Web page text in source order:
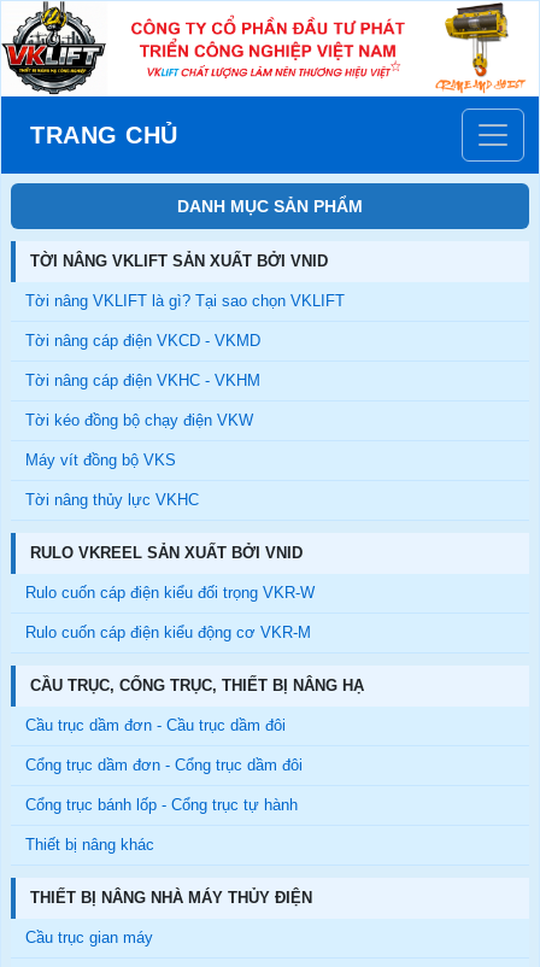
TRANG CHỦ
DANH MỤC SẢN PHẨM
TỜI NÂNG VKLIFT SẢN XUẤT BỞI VNID
Tời nâng VKLIFT là gì? Tại sao chọn VKLIFT
Tời nâng cáp điện VKCD - VKMD
Tời nâng cáp điện VKHC - VKHM
Tời kéo đồng bộ chạy điện VKW
Máy vít đồng bộ VKS
Tời nâng thủy lực VKHC
RULO VKREEL SẢN XUẤT BỞI VNID
Rulo cuốn cáp điện kiểu đối trọng VKR-W
Rulo cuốn cáp điện kiểu động cơ VKR-M
CẦU TRỤC, CỔNG TRỤC, THIẾT BỊ NÂNG HẠ
Cầu trục dầm đơn - Cầu trục dầm đôi
Cổng trục dầm đơn - Cổng trục dầm đôi
Cổng trục bánh lốp - Cổng trục tự hành
Thiết bị nâng khác
THIẾT BỊ NÂNG NHÀ MÁY THỦY ĐIỆN
Cầu trục gian máy